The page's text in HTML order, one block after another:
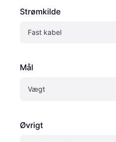
Strømkilde
Fast kabel
Mål
Vægt
Øvrigt